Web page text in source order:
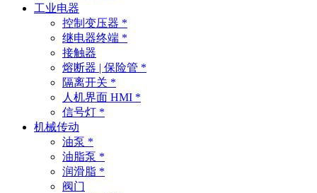
工业电器
控制变压器 *
继电器终端 *
接触器
熔断器 | 保险管 *
隔离开关 *
人机界面 HMI *
信号灯 *
机械传动
油泵 *
油脂泵 *
润滑脂 *
阀门